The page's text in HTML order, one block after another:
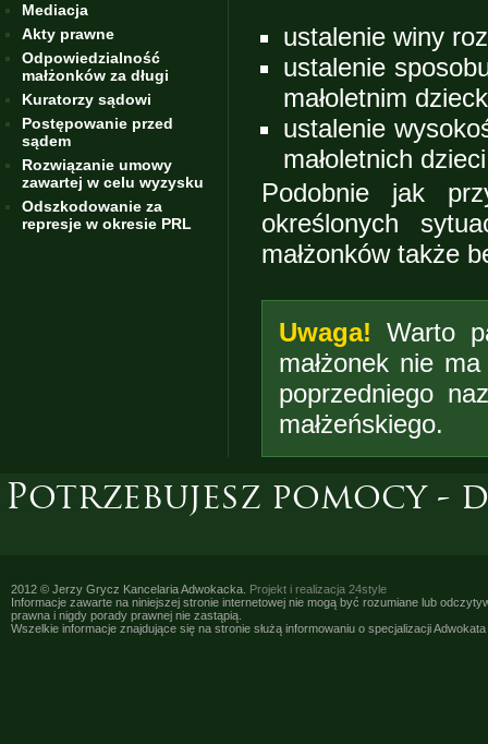
Mediacja
Akty prawne
Odpowiedzialność
małżonków za długi
Kuratorzy sądowi
Postępowanie przed
sądem
Rozwiązanie umowy
zawartej w celu wyzysku
Odszkodowanie za
represje w okresie PRL
ustalenie winy
ustalenie
małoletnim
ustalenie
małoletnich dzieci
Podobnie jak
określonych
małżonków także
Uwaga! Warto
małżonek nie
poprzedniego
małżeńskiego.
Potrzebujesz pomocy -
2012 © Jerzy Grycz Kancelaria Adwokacka. Projekt i realizacja 24style
Informacje zawarte na niniejszej stronie internetowej nie mogą być rozumiane lub
prawna i nigdy porady prawnej nie zastąpią.
Wszelkie informacje znajdujące się na stronie służą informowaniu o specjalizacji